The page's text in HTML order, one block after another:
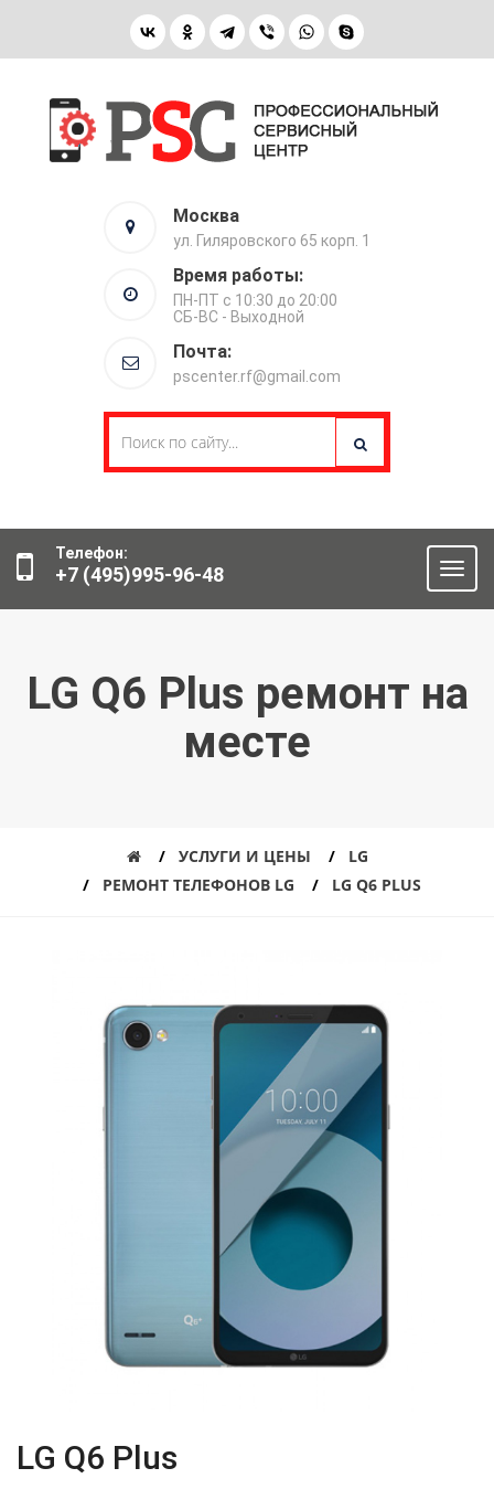
Москва
ул. Гиляровского 65 корп. 1
Время работы:
ПН-ПТ с 10:30 до 20:00
СБ-ВС - Выходной
Почта:
pscenter.rf@gmail.com
Телефон:
+7 (495)995-96-48
LG Q6 Plus ремонт на
месте
УСЛУГИ И ЦЕНЫ
LG
РЕМОНТ ТЕЛЕФОНОВ LG
LG Q6 PLUS
LG Q6 Plus